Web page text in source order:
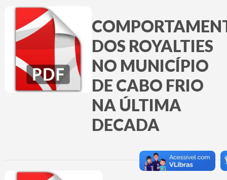
DOS ROYALTIES
NO MUNICÍPIO
DE CABO FRIO
NA ÚLTIMA
DECADA